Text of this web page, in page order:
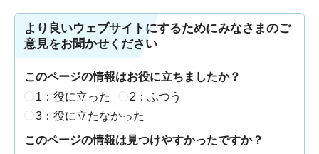
より良いウェブサイトにするためにみなさまのご
意見をお聞かせください
このページの情報はお役に立ちましたか？
1：役に立った
2：ふつう
3：役に立たなかった
このページの情報は見つけやすかったですか？